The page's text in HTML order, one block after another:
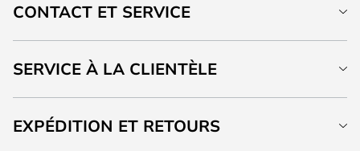
CONTACT ET SERVICE
SERVICE À LA CLIENTÈLE
EXPÉDITION ET RETOURS